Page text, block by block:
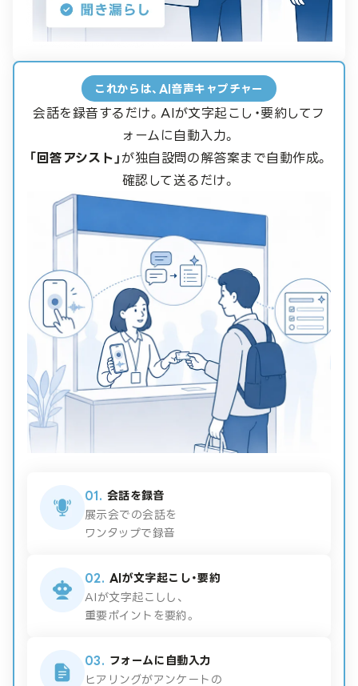
これからは、AI音声キャプチャー
会話を録音するだけ。AIが文字起こし・要約してフ
ォームに自動入力。
「回答アシスト」が独自設問の解答案まで自動作成。
確認して送るだけ。
01.
会話を録音
展示会での会話を
ワンタップで録音
02.
AIが文字起こし・要約
AIが文字起こしし、
重要ポイントを要約。
03.
フォームに自動入力
ヒアリングがアンケートの